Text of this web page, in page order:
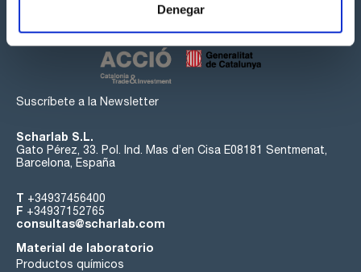
Denegar
Suscríbete a la Newsletter
Scharlab S.L.
Gato Pérez, 33. Pol. Ind. Mas d’en Cisa E08181 Sentmenat,
Barcelona, España
T +34937456400
F +34937152765
consultas@scharlab.com
Material de laboratorio
Productos químicos